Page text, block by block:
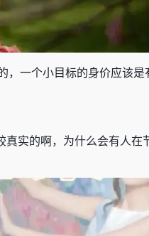
，一个小目标的身价应该是
实的啊，为什么会有人在